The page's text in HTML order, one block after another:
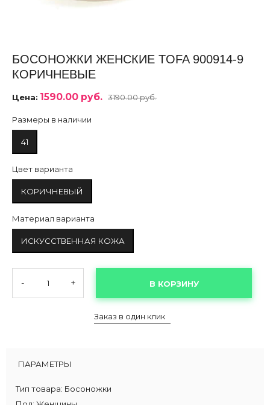
БОСОНОЖКИ ЖЕНСКИЕ TOFA 900914-9
КОРИЧНЕВЫЕ
Цена: 1590.00 руб. 3190.00 руб.
Размеры в наличии
41
Цвет варианта
КОРИЧНЕВЫЙ
Материал варианта
ИСКУССТВЕННАЯ КОЖА
- + В КОРЗИНУ
Заказ в один клик
ПАРАМЕТРЫ
Тип товара: Босоножки